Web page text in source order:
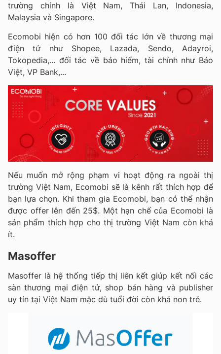
trường chính là Việt Nam, Thái Lan, Indonesia,
Malaysia và Singapore.
Ecomobi hiện có hơn 100 đối tác lớn về thương mại
điện tử như Shopee, Lazada, Sendo, Adayroi,
Tokopedia,... đối tác về bảo hiểm, tài chính như Bảo
Việt, VP Bank,...
Nếu muốn mở rộng phạm vi hoạt động ra ngoài thị
trường Việt Nam, Ecomobi sẽ là kênh rất thích hợp để
bạn lựa chọn. Khi tham gia Ecomobi, bạn có thể nhận
được offer lên đến 25$. Một hạn chế của Ecomobi là
sản phẩm thích hợp cho thị trường Việt Nam còn khá
ít.
Masoffer
Masoffer là hệ thống tiếp thị liên kết giúp kết nối các
sàn thương mại điện tử, shop bán hàng và publisher
uy tín tại Việt Nam mặc dù tuổi đời còn khá non trẻ.